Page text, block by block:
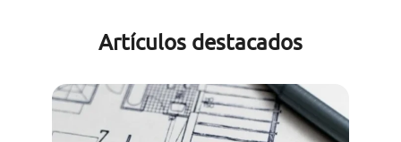
Artículos destacados